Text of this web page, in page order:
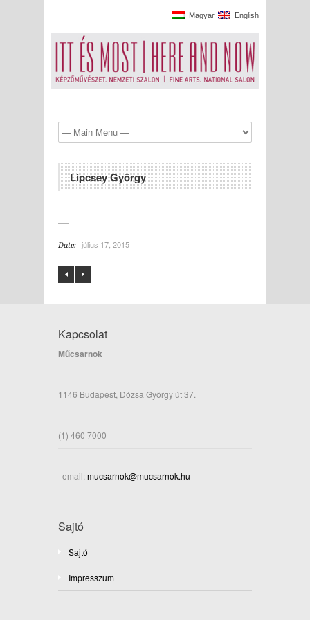
Magyar English
Lipcsey György
Date: július 17, 2015
Kapcsolat
Műcsarnok
1146 Budapest, Dózsa György út 37.
(1) 460 7000
email:mucsarnok@mucsarnok.hu
Sajtó
Sajtó
Impresszum